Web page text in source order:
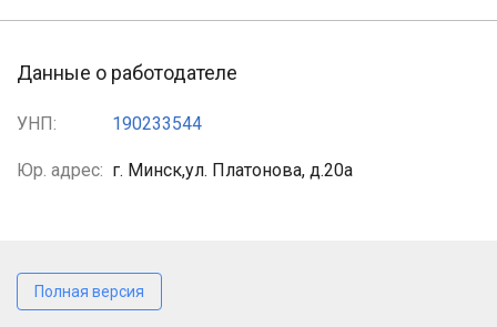
Данные о работодателе
УНП: 190233544
Юр. адрес: г. Минск,ул. Платонова, д.20а
Полная версия